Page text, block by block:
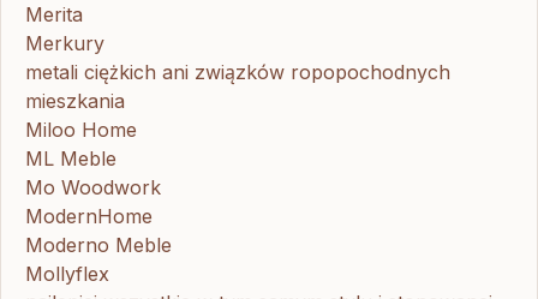
Merita
Merkury
metali ciężkich ani związków ropopochodnych
mieszkania
Miloo Home
ML Meble
Mo Woodwork
ModernHome
Moderno Meble
Mollyflex